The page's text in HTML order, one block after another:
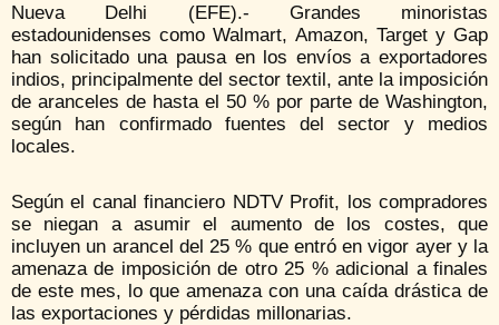
Nueva Delhi (EFE).- Grandes minoristas
estadounidenses como Walmart, Amazon, Target y Gap
han solicitado una pausa en los envíos a exportadores
indios, principalmente del sector textil, ante la imposición
de aranceles de hasta el 50 % por parte de Washington,
según han confirmado fuentes del sector y medios
locales.
Según el canal financiero NDTV Profit, los compradores
se niegan a asumir el aumento de los costes, que
incluyen un arancel del 25 % que entró en vigor ayer y la
amenaza de imposición de otro 25 % adicional a finales
de este mes, lo que amenaza con una caída drástica de
las exportaciones y pérdidas millonarias.